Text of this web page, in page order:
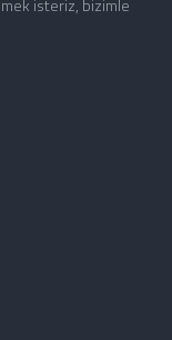
isteriz, bizimle